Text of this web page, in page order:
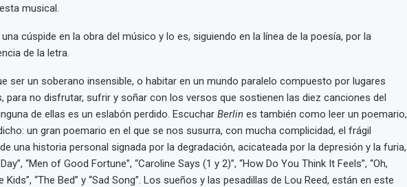
musical.
cúspide en la obra del músico y lo es, siguiendo en la línea de la poesía, por la
de la letra.
ser un soberano insensible, o habitar en un mundo paralelo compuesto por lugares
para no disfrutar, sufrir y soñar con los versos que sostienen las diez canciones del
de ellas es un eslabón perdido. Escuchar Berlines también como leer un poemario,
un gran poemario en el que se nos susurra, con mucha complicidad, el frágil
una historia personal signada por la degradación, acicateada por la depresión y la furia,
“Men of Good Fortune”, “Caroline Says (1 y 2)”, “How Do You Think It Feels”, “Oh,
Kids”, “The Bed” y “Sad Song”. Los sueños y las pesadillas de Lou Reed, están en este